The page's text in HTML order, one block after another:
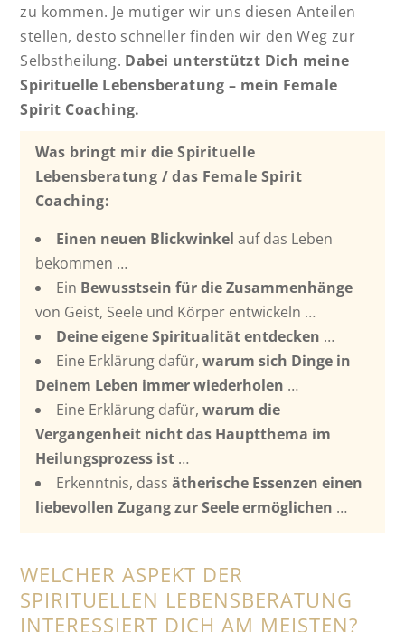
zu kommen. Je mutiger wir uns diesen Anteilen
stellen, desto schneller finden wir den Weg zur
Selbstheilung. Dabei unterstützt Dich meine
Spirituelle Lebensberatung – mein Female
Spirit Coaching.
Was bringt mir die Spirituelle
Lebensberatung / das Female Spirit
Coaching:
Einen neuen Blickwinkel auf das Leben
bekommen …
Ein Bewusstsein für die Zusammenhänge
von Geist, Seele und Körper entwickeln …
Deine eigene Spiritualität entdecken …
Eine Erklärung dafür, warum sich Dinge in
Deinem Leben immer wiederholen …
Eine Erklärung dafür, warum die
Vergangenheit nicht das Hauptthema im
Heilungsprozess ist…
Erkenntnis, dass ätherische Essenzen einen
liebevollen Zugang zur Seele ermöglichen …
WELCHER ASPEKT DER
SPIRITUELLEN LEBENSBERATUNG
INTERESSIERT DICH AM MEISTEN?